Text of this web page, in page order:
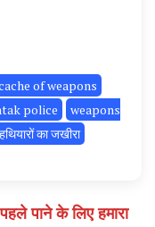
of weapons
police
weapons
हथियारों का जखीरा
पाने के लिए हमारा